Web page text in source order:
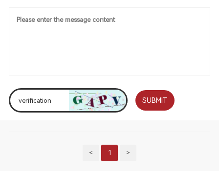
SUBMIT
< 1 >